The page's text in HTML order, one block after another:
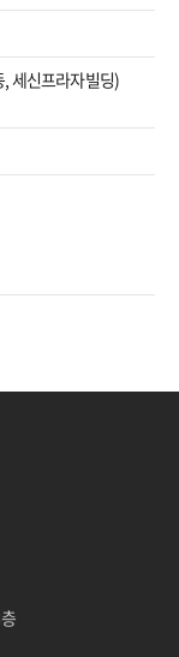
세신프라자빌딩)